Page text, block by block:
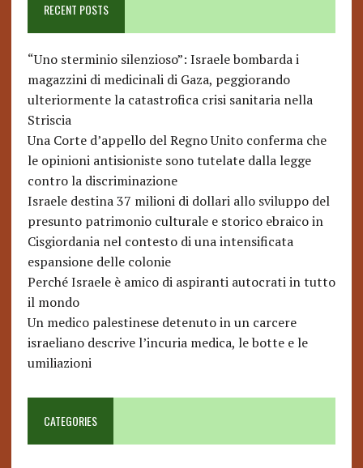
RECENT POSTS
“Uno sterminio silenzioso”: Israele bombarda i
magazzini di medicinali di Gaza, peggiorando
ulteriormente la catastrofica crisi sanitaria nella
Striscia
Una Corte d’appello del Regno Unito conferma che
le opinioni antisioniste sono tutelate dalla legge
contro la discriminazione
Israele destina 37 milioni di dollari allo sviluppo del
presunto patrimonio culturale e storico ebraico in
Cisgiordania nel contesto di una intensificata
espansione delle colonie
Perché Israele è amico di aspiranti autocrati in tutto
il mondo
Un medico palestinese detenuto in un carcere
israeliano descrive l’incuria medica, le botte e le
umiliazioni
CATEGORIES